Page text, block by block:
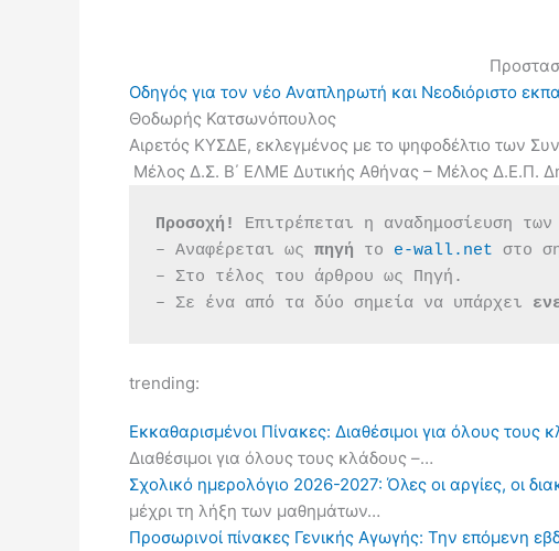
Οδηγός για τον νέο Αναπληρωτή και Νεοδιόριστο
Θοδωρής Κατσωνόπουλος
Αιρετός ΚΥΣΔΕ, εκλεγμένος με το ψηφοδέλτιο των
Μέλος Δ.Σ. Β΄ ΕΛΜΕ Δυτικής Αθήνας – Μέλος Δ.Ε.Π.
Προσοχή!
Επιτρέπεται η αναδημοσίευση
– Αναφέρεται ως πηγή το e-wall.net στο
– Στο τέλος του άρθρου ως Πηγή.
– Σε ένα από τα δύο σημεία να υπάρχει
trending:
Εκκαθαρισμένοι Πίνακες: Διαθέσιμοι για όλους
Διαθέσιμοι για όλους τους κλάδους –…
Σχολικό ημερολόγιο 2026-2027: Όλες οι αργίες, οι
μέχρι τη λήξη των μαθημάτων…
Προσωρινοί πίνακες Γενικής Αγωγής: Την επόμενη